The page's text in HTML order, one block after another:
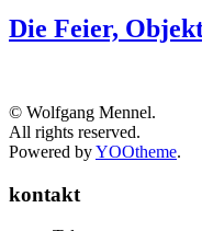
Die Feier,
© Wolfgang Mennel.
All rights reserved.
Powered byYOOtheme.
kontakt